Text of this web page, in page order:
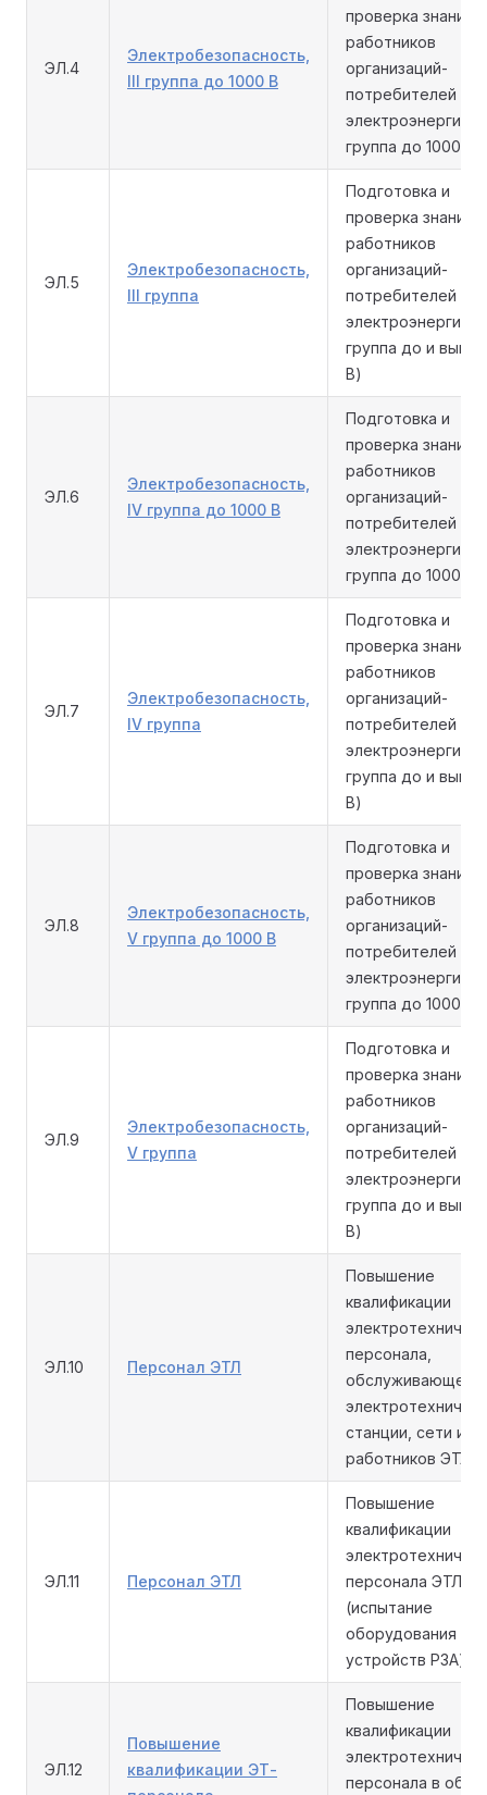
ЭЛ.4
Электробезопасность,
III группа до 1000 В
проверка знаний
работников
организаций-
потребителей
электроэнергии
группа до 1000 В)
ЭЛ.5
Электробезопасность,
III группа
Подготовка и
проверка знаний
работников
организаций-
потребителей
электроэнергии
группа до и выше
В)
ЭЛ.6
Электробезопасность,
IV группа до 1000 В
Подготовка и
проверка знаний
работников
организаций-
потребителей
электроэнергии
группа до 1000 В)
ЭЛ.7
Электробезопасность,
IV группа
Подготовка и
проверка знаний
работников
организаций-
потребителей
электроэнергии
группа до и выше
В)
ЭЛ.8
Электробезопасность,
V группа до 1000 В
Подготовка и
проверка знаний
работников
организаций-
потребителей
электроэнергии
группа до 1000 В)
ЭЛ.9
Электробезопасность,
V группа
Подготовка и
проверка знаний
работников
организаций-
потребителей
электроэнергии
группа до и выше
В)
ЭЛ.10 Персонал ЭТЛ
Повышение
квалификации
персонала,
обслуживающего
станции, сети и
работников ЭТЛ
ЭЛ.11 Персонал ЭТЛ
Повышение
квалификации
персонала ЭТЛ
(испытание
оборудования
устройств РЗА)
ЭЛ.12
Повышение
квалификации ЭТ-
Повышение
квалификации
персонала в